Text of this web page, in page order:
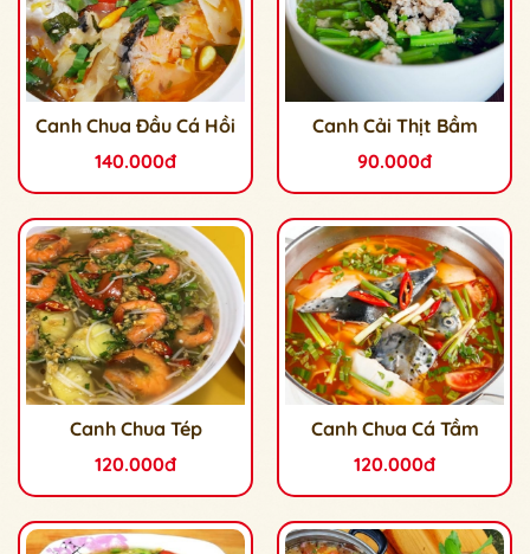
Canh Chua Đầu Cá Hồi
140.000đ
Canh Cải Thịt Bầm
90.000đ
Canh Chua Tép
120.000đ
Canh Chua Cá Tầm
120.000đ